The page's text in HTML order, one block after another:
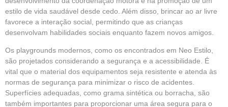
estilo de vida saudável desde cedo. Além disso, brincar ao ar livre
favorece a interação social, permitindo que as crianças
desenvolvam habilidades sociais enquanto fazem novos amigos.
Os playgrounds modernos, como os encontrados em Neo Estilo,
são projetados considerando a segurança e a acessibilidade. É
vital que o material dos equipamentos seja resistente e atenda às
normas de segurança para minimizar o risco de acidentes.
Superfícies adequadas, como grama sintética ou borracha, são
também importantes para proporcionar uma área segura para o